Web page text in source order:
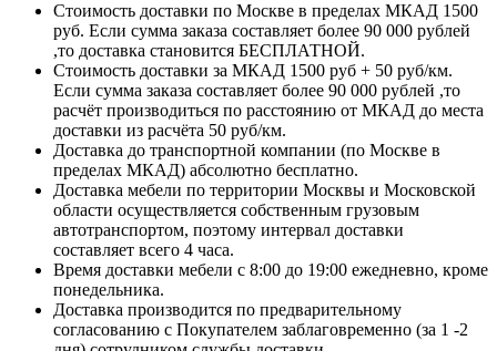
Стоимость доставки по Москве в пределах МКАД 1500
руб. Если сумма заказа составляет более 90 000 рублей
,то доставка становится БЕСПЛАТНОЙ.
Стоимость доставки за МКАД 1500 руб + 50 руб/км.
Если сумма заказа составляет более 90 000 рублей ,то
расчёт производиться по расстоянию от МКАД до места
доставки из расчёта 50 руб/км.
Доставка до транспортной компании (по Москве в
пределах МКАД) абсолютно бесплатно.
Доставка мебели по территории Москвы и Московской
области осуществляется собственным грузовым
автотранспортом, поэтому интервал доставки
составляет всего 4 часа.
Время доставки мебели с 8:00 до 19:00 ежедневно, кроме
понедельника.
Доставка производится по предварительному
согласованию с Покупателем заблаговременно (за 1 -2